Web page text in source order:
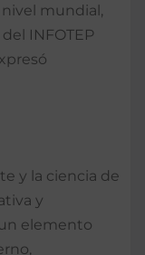
mundial,
INFOTEP
y la ciencia de
y
elemento